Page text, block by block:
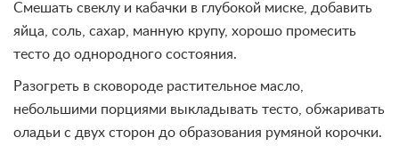
Смешать свеклу и кабачки в глубокой миске, добавить
яйца, соль, сахар, манную крупу, хорошо промесить
тесто до однородного состояния.
Разогреть в сковороде растительное масло,
небольшими порциями выкладывать тесто, обжаривать
оладьи с двух сторон до образования румяной корочки.